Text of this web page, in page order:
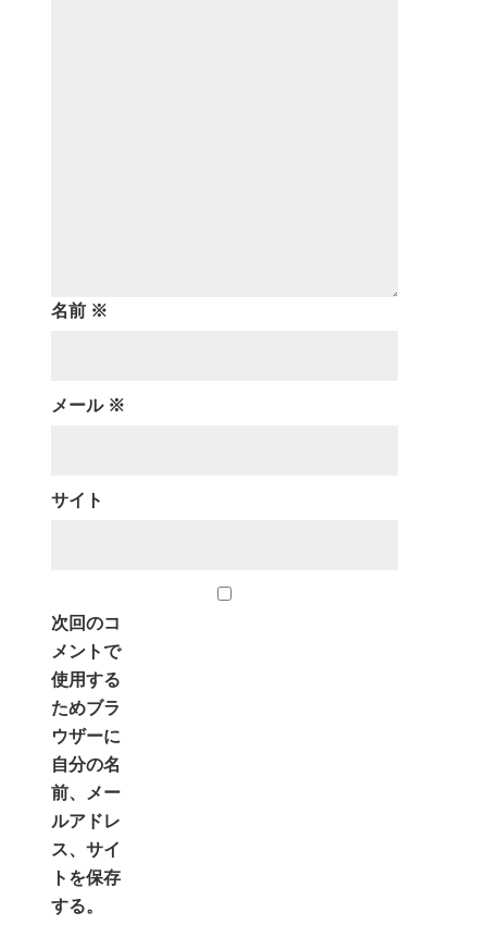
名前 ※
メール ※
サイト
次回のコ
メントで
使用する
ためブラ
ウザーに
自分の名
前、メー
ルアドレ
ス、サイ
トを保存
する。